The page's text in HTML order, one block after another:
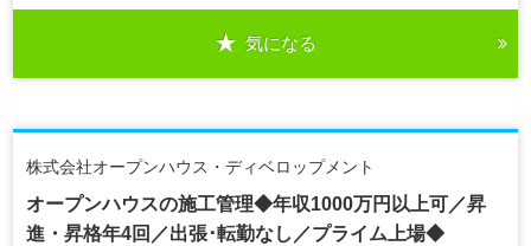
気になる
株式会社オープンハウス・ディベロップメント
オープンハウスの施工管理◆年収1000万円以上可／昇
進・昇格年4回／出張･転勤なし／プライム上場◆